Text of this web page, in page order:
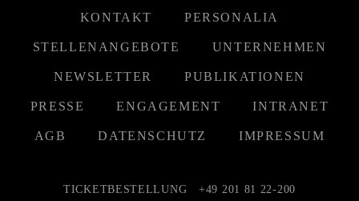
KONTAKT PERSONALIA
STELLENANGEBOTE UNTERNEHMEN
NEWSLETTER PUBLIKATIONEN
PRESSE ENGAGEMENT INTRANET
AGB DATENSCHUTZ IMPRESSUM
TICKETBESTELLUNG +49 201 81 22-200